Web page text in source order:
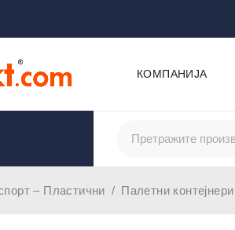
КОМПАНИЈА
– Пластични / Палетни контејнери